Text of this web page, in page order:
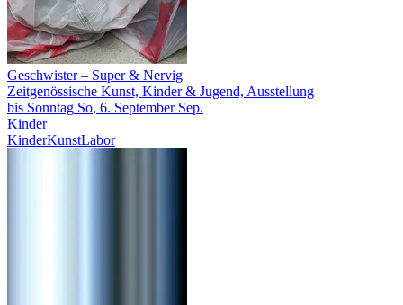
Geschwister – Super & Nervig
Zeitgenössische Kunst, Kinder & Jugend, Ausstellung
bis Sonntag So, 6. September Sep.
Kinder
KinderKunstLabor